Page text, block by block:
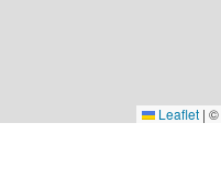
Leaflet | ©